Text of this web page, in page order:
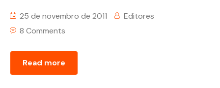
25 de novembro de 2011
Editores
8 Comments
Read more